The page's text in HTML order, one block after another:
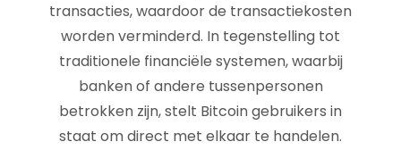
transacties, waardoor de transactiekosten
worden verminderd. In tegenstelling tot
traditionele financiële systemen, waarbij
banken of andere tussenpersonen
betrokken zijn, stelt Bitcoin gebruikers in
staat om direct met elkaar te handelen.